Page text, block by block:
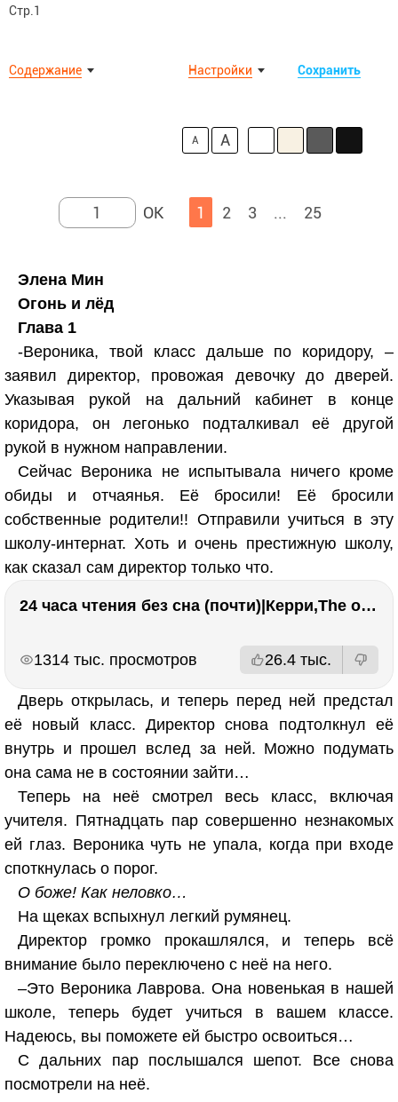
Стр.1
Содержание Сохранить
Настройки
A A
1 2 3 ... 25
Элена Мин
Огонь и лёд
Глава 1
-Вероника, твой класс дальше по коридору, –
заявил директор, провожая девочку до дверей.
Указывая рукой на дальний кабинет в конце
коридора, он легонько подталкивал её другой
рукой в нужном направлении.
Сейчас Вероника не испытывала ничего кроме
обиды и отчаянья. Её бросили! Её бросили
собственные родители!! Отправили учиться в эту
школу-интернат. Хоть и очень престижную школу,
как сказал сам директор только что.
24 часа чтения без сна (почти)|Керри,The one единственный, Адвокат дьявола
1314 тыс. просмотров 26.4 тыс.
Дверь открылась, и теперь перед ней предстал
её новый класс. Директор снова подтолкнул её
внутрь и прошел вслед за ней. Можно подумать
она сама не в состоянии зайти…
Теперь на неё смотрел весь класс, включая
учителя. Пятнадцать пар совершенно незнакомых
ей глаз. Вероника чуть не упала, когда при входе
споткнулась о порог.
О боже! Как неловко…
На щеках вспыхнул легкий румянец.
Директор громко прокашлялся, и теперь всё
внимание было переключено с неё на него.
–Это Вероника Лаврова. Она новенькая в нашей
школе, теперь будет учиться в вашем классе.
Надеюсь, вы поможете ей быстро освоиться…
С дальних пар послышался шепот. Все снова
посмотрели на неё.